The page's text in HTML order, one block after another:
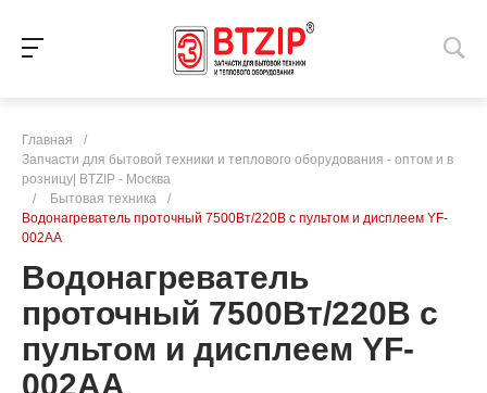
Главная
/
Запчасти для бытовой техники и теплового оборудования - оптом и в
розницу| BTZIP - Москва
/
Бытовая техника
/
Водонагреватель проточный 7500Вт/220В c пультом и дисплеем YF-
002AA
Водонагреватель
проточный 7500Вт/220В c
пультом и дисплеем YF-
002AA